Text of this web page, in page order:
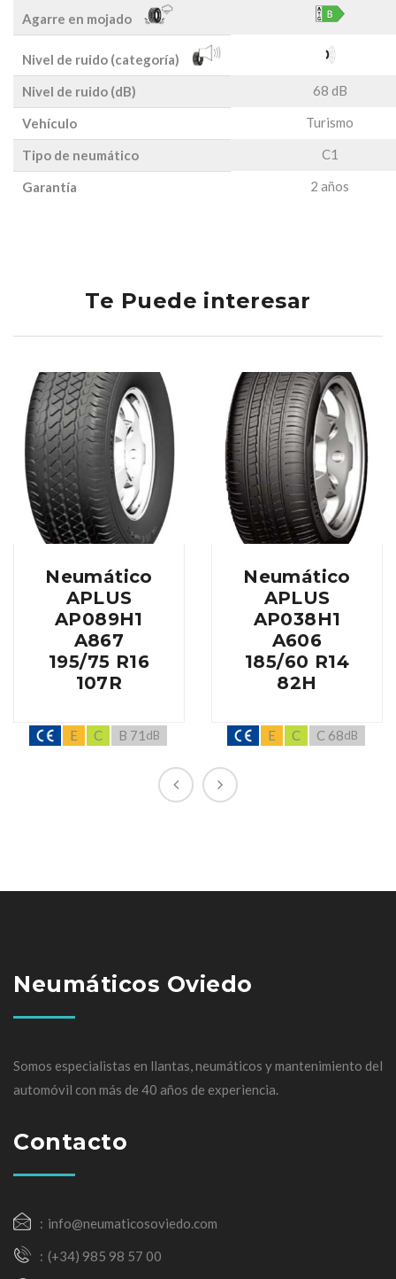
Agarre en mojado
Nivel de ruido (categoría)
Nivel de ruido (dB)
68 dB
Vehículo Turismo
Tipo de neumático C1
Garantía 2 años
Te Puede interesar
Neumático
APLUS
AP089H1
A867
195/75 R16
107R
E C B 71 dB
Neumático
APLUS
AP038H1
A606
185/60 R14
82H
E C C 68dB
Neumáticos Oviedo
Somos especialistas en llantas, neumáticos y mantenimiento del
automóvil con más de 40 años de experiencia.
Contacto
info@neumaticosoviedo.com
(+34) 985 98 57 00